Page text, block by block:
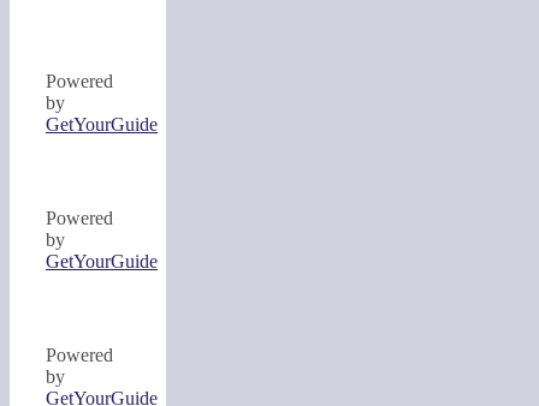
Powered
by
GetYourGuide
Powered
by
GetYourGuide
Powered
by
GetYourGuide